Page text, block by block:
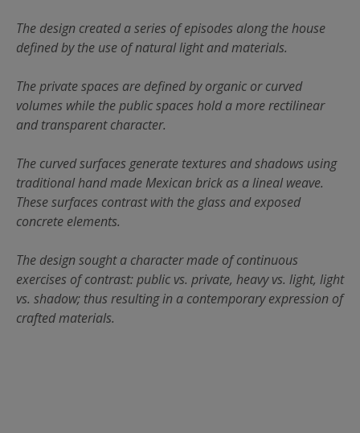
The design created a series of episodes along the house
defined by the use of natural light and materials.
The private spaces are defined by organic or curved
volumes while the public spaces hold a more rectilinear
and transparent character.
The curved surfaces generate textures and shadows using
traditional hand made Mexican brick as a lineal weave.
These surfaces contrast with the glass and exposed
concrete elements.
The design sought a character made of continuous
exercises of contrast: public vs. private, heavy vs. light, light
vs. shadow; thus resulting in a contemporary expression of
crafted materials.